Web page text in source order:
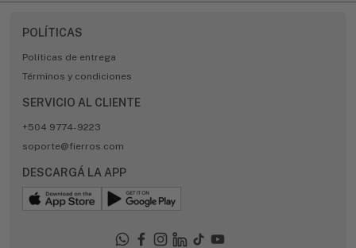
POLÍTICAS
Políticas de entrega
Términos y condiciones
SERVICIO AL CLIENTE
+504 9774-9223
soporte@fierros.com
DESCARGÁ LA APP